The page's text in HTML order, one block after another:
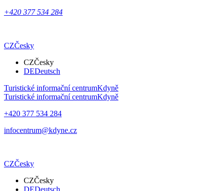
+420 377 534 284
CZČesky
CZČesky
DEDeutsch
Turistické informační centrumKdyně
Turistické informační centrumKdyně
+420 377 534 284
infocentrum@kdyne.cz
CZČesky
CZČesky
DEDeutsch